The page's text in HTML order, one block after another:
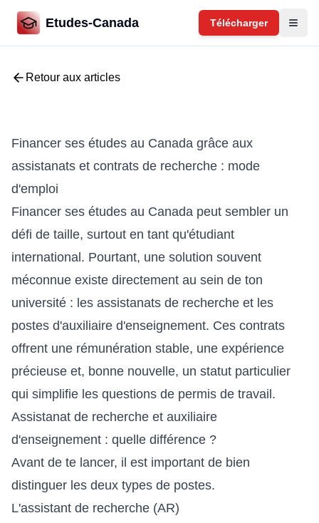
Etudes-Canada Télécharger
Retour aux articles
Financer ses études au Canada grâce aux
assistanats et contrats de recherche : mode
d'emploi
Financer ses études au Canada peut sembler un
défi de taille, surtout en tant qu'étudiant
international. Pourtant, une solution souvent
méconnue existe directement au sein de ton
université : les assistanats de recherche et les
postes d'auxiliaire d'enseignement. Ces contrats
offrent une rémunération stable, une expérience
précieuse et, bonne nouvelle, un statut particulier
qui simplifie les questions de permis de travail.
Assistanat de recherche et auxiliaire
d'enseignement : quelle différence ?
Avant de te lancer, il est important de bien
distinguer les deux types de postes.
L'assistant de recherche (AR)